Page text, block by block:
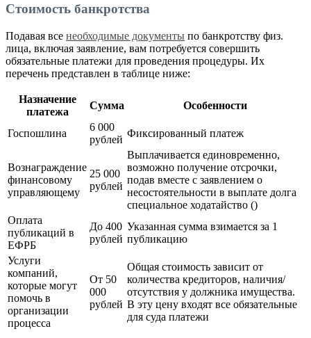
Стоимость банкротства
Подавая все необходимые документы по банкротству физ.
лица, включая заявление, вам потребуется совершить
обязательные платежи для проведения процедуры. Их
перечень представлен в таблице ниже:
Назначение
платежа
Сумма Особенности
Госпошлина
6 000
рублей
Фиксированный платеж
Вознаграждение
финансовому
управляющему
25 000
рублей
Выплачивается единовременно,
возможно получение отсрочки,
подав вместе с заявлением о
несостоятельности в выплате долга
специальное ходатайство ()
Оплата
публикаций в
ЕФРБ
До 400
рублей
Указанная сумма взимается за 1
публикацию
Услуги
компаний,
которые могут
помочь в
организации
процесса
От 50
000
рублей
Общая стоимость зависит от
количества кредиторов, наличия/
отсутствия у должника имущества.
В эту цену входят все обязательные
для суда платежи